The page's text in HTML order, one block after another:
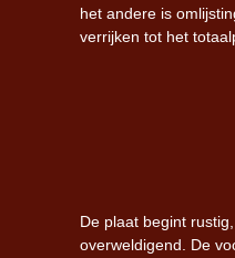
het andere is
verrijken tot het
De plaat begint
overweldigend. De